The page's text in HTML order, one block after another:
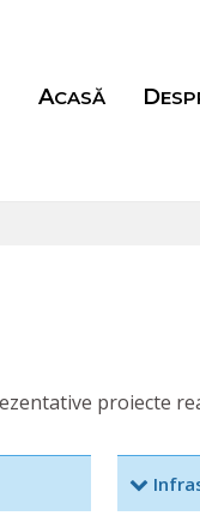
ACASĂ
proiecte